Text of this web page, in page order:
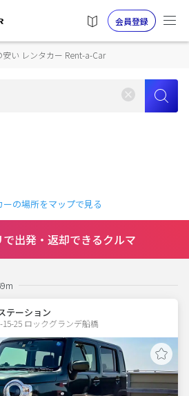
会員登録
い レンタカー Rent-a-Car
ーの場所をマップで見る
出発・返却できるクルマ
テーション
25 ロックグランデ船橋